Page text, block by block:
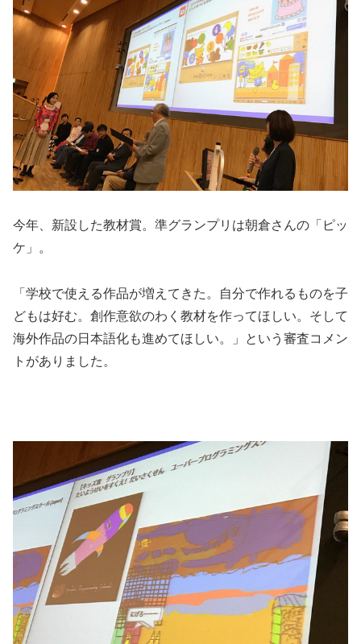
今年、新設した教材賞。準グランプリは朝倉さんの「ピッ
ケ」。
「学校で使える作品が増えてきた。自分で作れるものを子
どもは好む。創作意欲のわく教材を作ってほしい。そして
海外作品の日本語化も進めてほしい。」という審査コメン
トがありました。